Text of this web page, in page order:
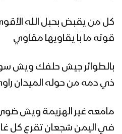
مونتاج زامل ذياب
كل من يقبض بحبل الله
قوته ما با يقاويها مقاوي
بالطوائر جيش حلفك ويش
ذي دمه من حوله الميدان
مامعه غير الهزيمة ويش
في اليمن شجعان تقرع كل